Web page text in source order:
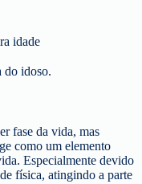
idade
do idoso.
fase da vida, mas
como um elemento
Especialmente devido
física, atingindo a parte